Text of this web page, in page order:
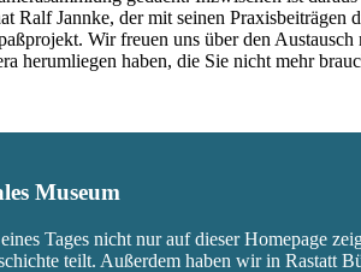
Jannke, der mit seinen
Wir freuen uns über den
herumliegen haben, die Sie nicht mehr
Museum
Tages nicht nur auf dieser Homepage
teilt. Außerdem haben wir in Rastatt